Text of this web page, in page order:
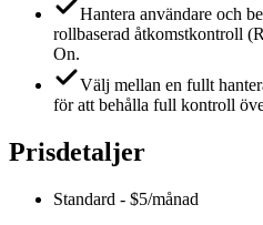
Hantera användare och
rollbaserad åtkomstkontroll
On.
Välj mellan en fullt
för att behålla full kontroll
Prisdetaljer
Standard - $5/månad